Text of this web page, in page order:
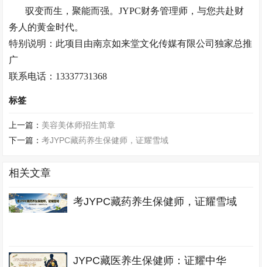
驭变而生，聚能而强。JYPC财务管理师，与您共赴财
务人的黄金时代。
特别说明：此项目由南京如来堂文化传媒有限公司独家总推
广
联系电话： 13337731368
标签
上一篇： 美容美体师招生简章
下一篇：考JYPC藏药养生保健师，证耀雪域
相关文章
考JYPC藏药养生保健师，证耀雪域
JYPC藏医养生保健师：证耀中华